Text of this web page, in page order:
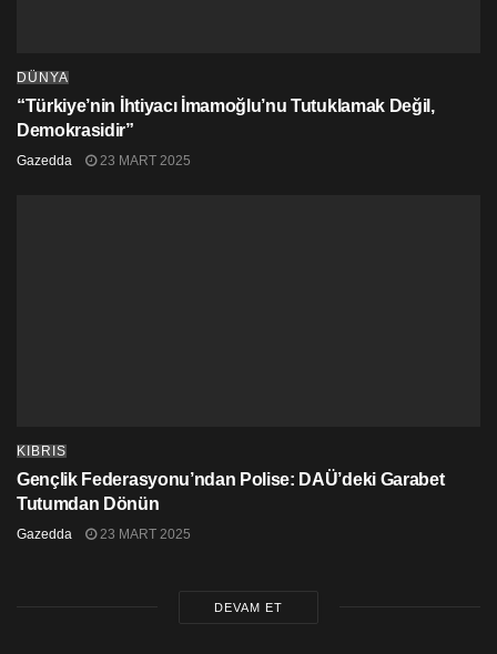
DÜNYA
“Türkiye’nin İhtiyacı İmamoğlu’nu Tutuklamak Değil,
Demokrasidir”
Gazedda 23 MART 2025
KIBRIS
Gençlik Federasyonu’ndan Polise: DAÜ’deki Garabet
Tutumdan Dönün
Gazedda 23 MART 2025
DEVAM ET